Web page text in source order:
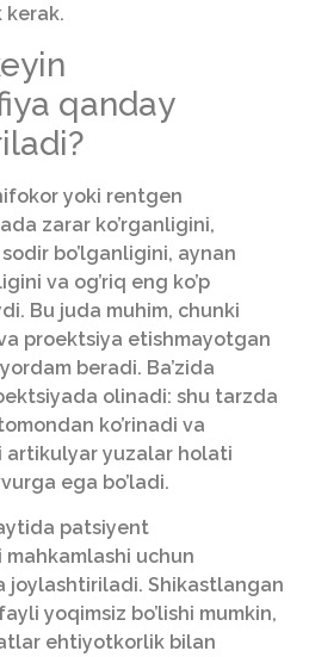
kerak.
qanday
yoki rentgen
zarar ko’rganligini,
bo’lganligini, aynan
va og’riq eng ko’p
Bu juda muhim, chunki
proektsiya etishmayotgan
beradi. Ba’zida
olinadi: shu tarzda
ko’rinadi va
artikulyar yuzalar holati
ega bo’ladi.
patsiyent
uchun
joylashtiriladi. Shikastlangan
yoqimsiz bo’lishi mumkin,
ehtiyotkorlik bilan